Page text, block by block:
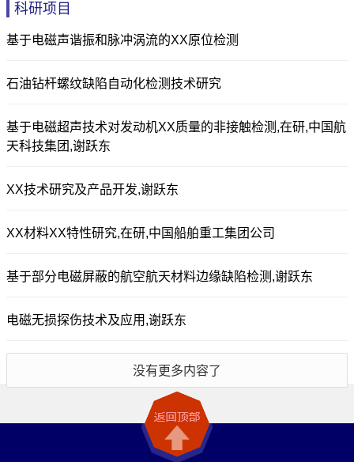
科研项目
基于电磁声谐振和脉冲涡流的XX原位检测
石油钻杆螺纹缺陷自动化检测技术研究
基于电磁超声技术对发动机XX质量的非接触检测,在研,中国航
天科技集团,谢跃东
XX技术研究及产品开发,谢跃东
XX材料XX特性研究,在研,中国船舶重工集团公司
基于部分电磁屏蔽的航空航天材料边缘缺陷检测,谢跃东
电磁无损探伤技术及应用,谢跃东
没有更多内容了